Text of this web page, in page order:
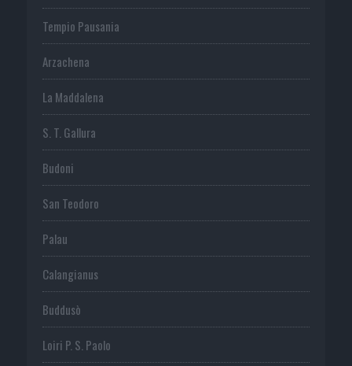
Tempio Pausania
Arzachena
La Maddalena
S. T. Gallura
Budoni
San Teodoro
Palau
Calangianus
Buddusò
Loiri P. S. Paolo